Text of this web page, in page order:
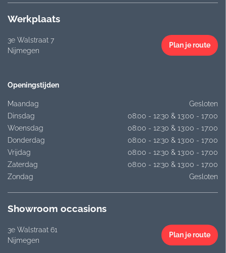
Werkplaats
3e Walstraat 7
Nijmegen
Plan je route
Openingstijden
Maandag
Gesloten
Dinsdag
08:00 - 12:30 & 13:00 - 17:00
Woensdag
08:00 - 12:30 & 13:00 - 17:00
Donderdag
08:00 - 12:30 & 13:00 - 17:00
Vrijdag
08:00 - 12:30 & 13:00 - 17:00
Zaterdag
08:00 - 12:30 & 13:00 - 17:00
Zondag
Gesloten
Showroom occasions
3e Walstraat 61
Nijmegen
Plan je route